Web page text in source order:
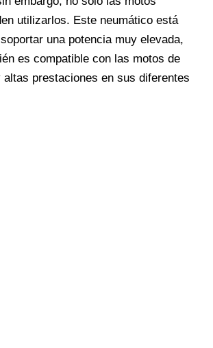
utilizarlos. Este neumático está
una potencia muy elevada,
es compatible con las motos de
prestaciones en sus diferentes